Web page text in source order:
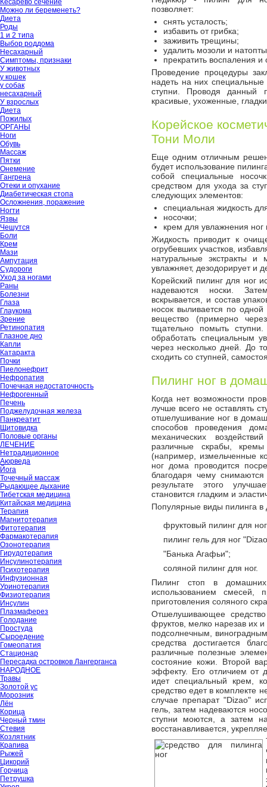
Кесарево сечение
Можно ли беременеть?
Диета
Роды
1 и 2 типа
Выбор роддома
Несахарный
Симптомы, признаки
У животных
у кошек
у собак
несахарный
У взрослых
Диета
Пожилых
ОРГАНЫ
Ноги
Обувь
Массаж
Пятки
Онемение
Гангрена
Отеки и опухание
Диабетическая стопа
Осложнения, поражение
Ногти
Язвы
Чешутся
Боли
Крем
Мази
Ампутация
Судороги
Уход за ногами
Раны
Болезни
Глаза
Глаукома
Зрение
Ретинопатия
Глазное дно
Капли
Катаракта
Почки
Пиелонефрит
Нефропатия
Почечная недостаточность
Нефрогенный
Печень
Поджелудочная железа
Панкреатит
Щитовидка
Половые органы
ЛЕЧЕНИЕ
Нетрадиционное
Аюрведа
Йога
Точечный массаж
Рыдающее дыхание
Тибетская медицина
Китайская медицина
Терапия
Магнитотерапия
Фитотерапия
Фармакотерапия
Озонотерапия
Гирудотерапия
Инсулинотерапия
Психотерапия
Инфузионная
Уринотерапия
Физиотерапия
Инсулин
Плазмаферез
Голодание
Простуда
Сыроедение
Гомеопатия
Стационар
Пересадка островков Лангерганса
НАРОДНОЕ
Травы
Золотой ус
Морозник
Лён
Корица
Черный тмин
Стевия
Козлятник
Крапива
Рыжей
Цикорий
Горчица
Петрушка
позволяет:
снять усталость;
избавить от грибка;
заживить трещины;
удалить мозоли и
прекратить воспаления и
Проведение процедуры
надеть на них специальные
ступни. Проводя данный
красивые, ухоженные,
Корейское
Тони Моли
Еще одним отличным
будет использование
собой специальные
средством для ухода за
следующих элементов:
специальная жидкость
носочки;
крем для увлажнения
Жидкость приводит к
огрубевших участков,
натуральные экстракты
увлажняет, дезодорирует и
Корейский пилинг для ног
надеваются носки.
вскрывается, и состав
носок выливается по одной
вещество (примерно
тщательно помыть
обработать специальным
через несколько дней. До
сходить со ступней,
Пилинг ног в
Когда нет возможности
лучше всего не оставлять
отшелушивание ног в
способов проведения
механических
различные скрабы,
(например, измельченные
ног дома проводится
благодаря чему
результате этого
становится гладким и
Популярные виды пилинга
фруктовый пилинг для
пилинг гель для ног
"Банька Агафьи";
соляной пилинг для ног.
Пилинг стоп в
использованием смесей,
приготовления соляного
Отшелушивающее
фруктов, мелко нарезав их
подсолнечным,
средства достигается
различные полезные
состояние кожи. Второй
эффекту. Его отличием от
идет специальный крем,
средство едет в комплекте
случае препарат "Dizao"
гель, затем надеваются
ступни моются, а затем
восстанавливается,